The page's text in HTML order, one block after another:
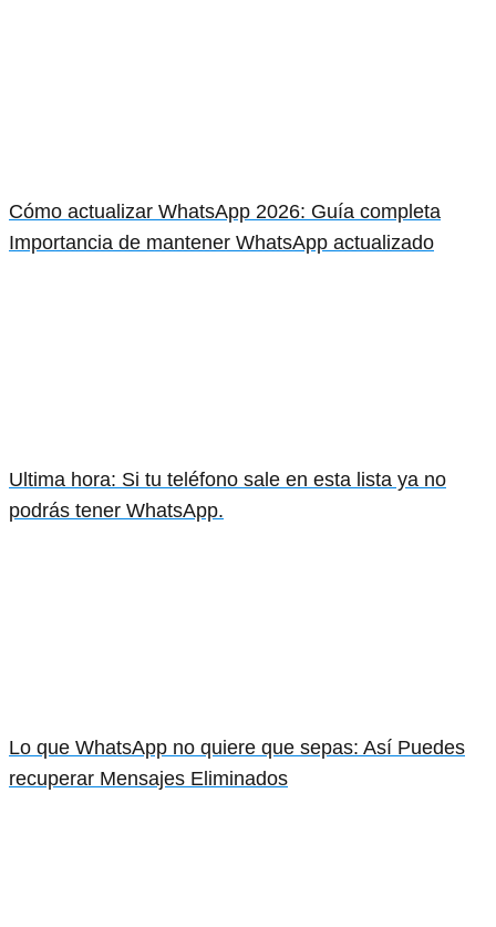
Cómo actualizar WhatsApp 2026: Guía completa
Importancia de mantener WhatsApp actualizado
Ultima hora: Si tu teléfono sale en esta lista ya no
podrás tener WhatsApp.
Lo que WhatsApp no quiere que sepas: Así Puedes
recuperar Mensajes Eliminados